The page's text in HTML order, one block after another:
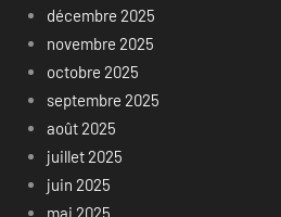
décembre 2025
novembre 2025
octobre 2025
septembre 2025
août 2025
juillet 2025
juin 2025
mai 2025